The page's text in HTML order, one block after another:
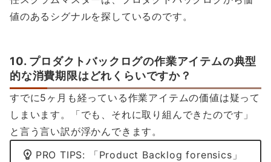
値のあるシグナルを探しているのです。
10. プロダクトバックログの作業アイテムの典型
的な消費期限はどれくらいですか？
すでに5ヶ月も経っている作業アイテムの価値は疑って
しまいます。「でも、それに取り組んできたのです」
と言う言い訳が浮かんできます。
PRO TIPS: 「Product Backlog forensics」